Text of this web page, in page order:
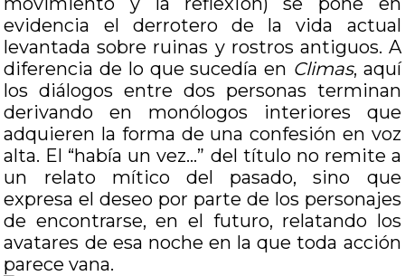
evidencia el derrotero de la vida actual
levantada sobre ruinas y rostros antiguos. A
diferencia de lo que sucedía en Climas, aquí
los diálogos entre dos personas terminan
derivando en monólogos interiores que
adquieren la forma de una confesión en voz
alta. El “había un vez…” del título no remite a
un relato mítico del pasado, sino que
expresa el deseo por parte de los personajes
de encontrarse, en el futuro, relatando los
avatares de esa noche en la que toda acción
parece vana.